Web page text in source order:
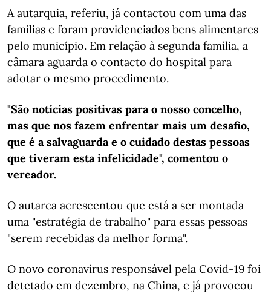
A autarquia, referiu, já contactou com uma das
famílias e foram providenciados bens alimentares
pelo município. Em relação à segunda família, a
câmara aguarda o contacto do hospital para
adotar o mesmo procedimento.
"São notícias positivas para o nosso concelho,
mas que nos fazem enfrentar mais um desafio,
que é a salvaguarda e o cuidado destas pessoas
que tiveram esta infelicidade", comentou o
vereador.
O autarca acrescentou que está a ser montada
uma "estratégia de trabalho" para essas pessoas
"serem recebidas da melhor forma".
O novo coronavírus responsável pela Covid-19 foi
detetado em dezembro, na China, e já provocou